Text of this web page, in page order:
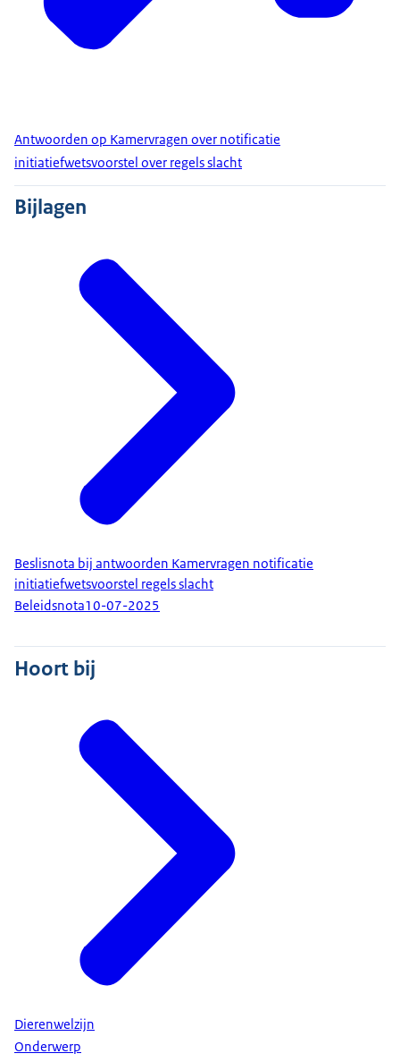
Antwoorden op Kamervragen over notificatie
initiatiefwetsvoorstel over regels slacht
Bijlagen
Beslisnota bij antwoorden Kamervragen notificatie
initiatiefwetsvoorstel regels slacht
Beleidsnota10-07-2025
Hoort bij
Dierenwelzijn
Onderwerp